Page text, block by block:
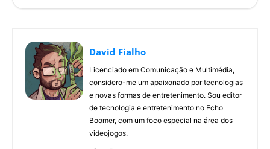
David Fialho
Licenciado em Comunicação e Multimédia,
considero-me um apaixonado por tecnologias
e novas formas de entretenimento. Sou editor
de tecnologia e entretenimento no Echo
Boomer, com um foco especial na área dos
videojogos.